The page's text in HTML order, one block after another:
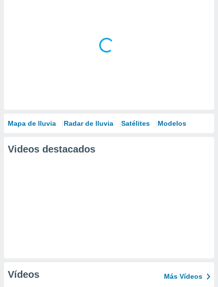
Mapa de lluvia Radar de lluvia Satélites Modelos
Videos destacados
Vídeos Más Vídeos